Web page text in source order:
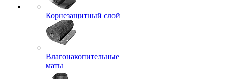
Корнезащитный слой
Влагонакопительные
маты